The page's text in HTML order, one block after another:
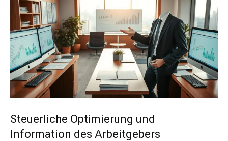
Steuerliche Optimierung und
Information des Arbeitgebers